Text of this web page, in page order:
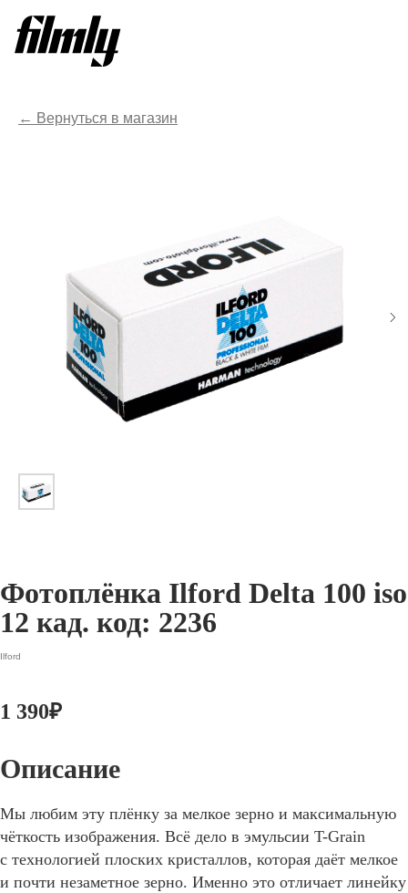
Вернуться в магазин
Фотоплёнка Ilford Delta 100 iso
12 кад. код: 2236
Ilford
1 390₽
Мы любим эту плёнку за мелкое зерно и максимальную
чёткость изображения. Всё дело в эмульсии T-Grain
с технологией плоских кристаллов, которая даёт мелкое
и почти незаметное зерно. Именно это отличает линейку